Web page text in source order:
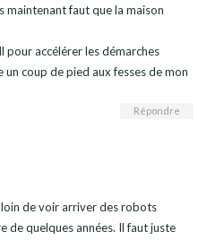
maintenant faut que la maison
pour accélérer les démarches
coup de pied aux fesses de mon
Répondre
loin de voir arriver des robots
de quelques années. Il faut juste